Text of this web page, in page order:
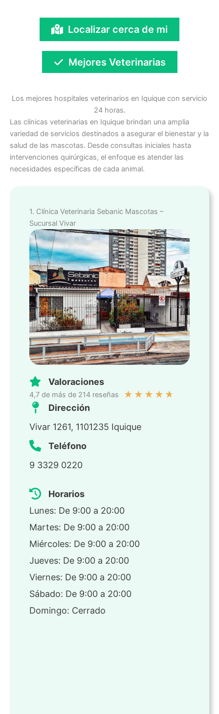
Localizar cerca de mi
Mejores Veterinarias
Los mejores hospitales veterinarios en Iquique con servicio
24 horas.
Las clínicas veterinarias en Iquique brindan una amplia
variedad de servicios destinados a asegurar el bienestar y la
salud de las mascotas. Desde consultas iniciales hasta
intervenciones quirúrgicas, el enfoque es atender las
necesidades específicas de cada animal.
1. Clínica Veterinaria Sebanic Mascotas –
Sucursal Vivar
Valoraciones
4,7 de más de 214 reseñas ★ ★ ★ ★ ★
Dirección
Vivar 1261, 1101235 Iquique
Teléfono
9 3329 0220
Horarios
Lunes: De 9:00 a 20:00
Martes: De 9:00 a 20:00
Miércoles: De 9:00 a 20:00
Jueves: De 9:00 a 20:00
Viernes: De 9:00 a 20:00
Sábado: De 9:00 a 20:00
Domingo: Cerrado